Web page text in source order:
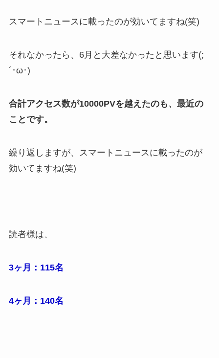
スマートニュースに載ったのが効いてますね(笑)
それなかったら、6月と大差なかったと思います(;
´･ω･)
合計アクセス数が10000PVを越えたのも、最近の
ことです。
繰り返しますが、スマートニュースに載ったのが
効いてますね(笑)
読者様は、
3ヶ月：115名
4ヶ月：140名